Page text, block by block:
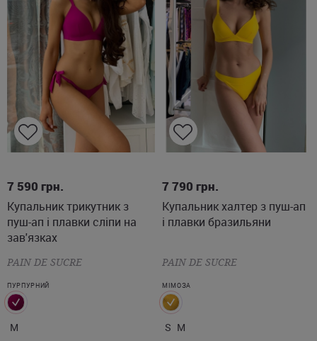
7 590 грн.
Купальник трикутник з
пуш-ап і плавки сліпи на
зав'язках
PAIN DE SUCRE
ПУРПУРНИЙ
M
7 790 грн.
Купальник халтер з пуш-ап
і плавки бразильяни
PAIN DE SUCRE
МІМОЗА
S M